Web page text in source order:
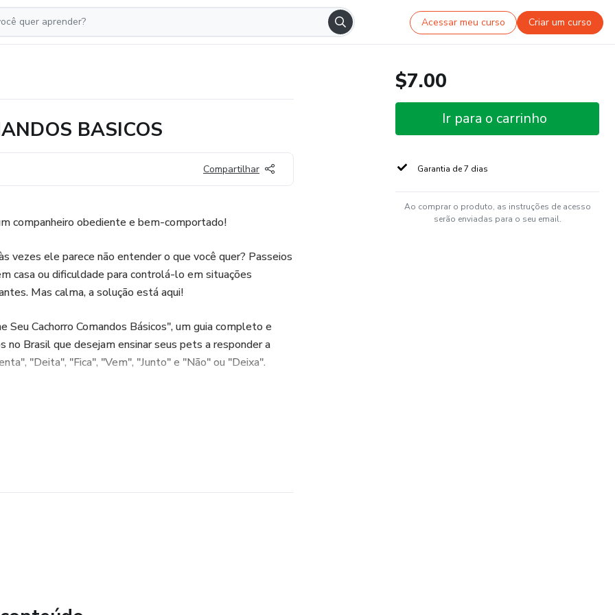
Acessar meu curso Criar um curso
BASICOS
Compartilhar
companheiro obediente e bem-comportado!
vezes ele parece não entender o que você quer? Passeios
casa ou dificuldade para controlá-lo em situações
Mas calma, a solução está aqui!
Seu Cachorro Comandos Básicos", um guia completo e
no Brasil que desejam ensinar seus pets a responder a
"Deita", "Fica", "Vem", "Junto" e "Não" ou "Deixa".
$7.00
Ir para o carrinho
Garantia de 7 dias
Ao comprar o produto, as instruções de acesso
serão enviadas para o seu email.